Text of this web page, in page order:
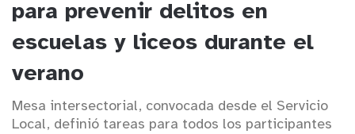
para prevenir delitos en
escuelas y liceos durante el
verano
Mesa intersectorial, convocada desde el Servicio
Local, definió tareas para todos los participantes